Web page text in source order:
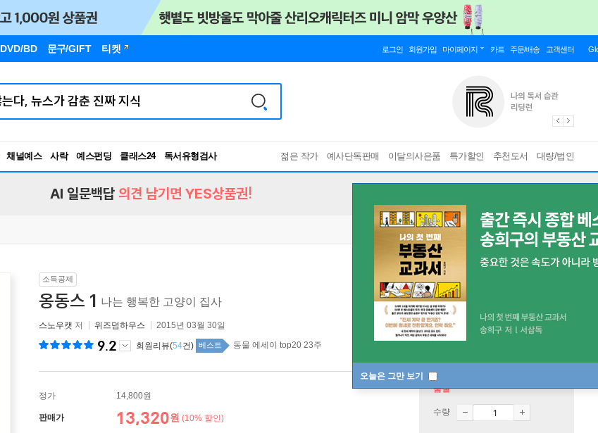
DVD/BD 문구/GIFT 티켓 로그인 회원가입 마이페이지 카트 주문/배송 고객센터
채널예스 사락 예스펀딩 클래스24
독서유형검사
RBTI Lab
젊은 작가 예사단독판매 이달의사은품 특가할인 추천도서 대량/법인
오늘은 그만 보기
AI 일문백답 의견 남기면 YES상품권!
소득공제
옹동스 1 나는 행복한 고양이 집사
스노우캣 저 위즈덤하우스 2015년 03월 30일
9.2 회원리뷰(54건) 베스트 동물 에세이 top20 23주
정가 14,800원
판매가 13,320원 (10% 할인)
품절
수량